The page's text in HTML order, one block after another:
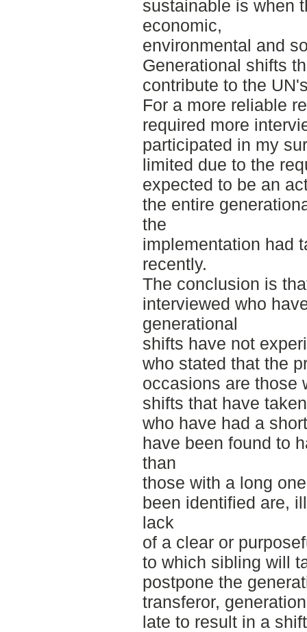
sustainable is when
economic,
environmental and
Generational shifts
contribute to the
For a more reliable
required more
participated in my
limited due to the
expected to be an
the entire
the
implementation had
recently.
The conclusion is
interviewed who
generational
shifts have not
who stated that the
occasions are those
shifts that have
who have had a
have been found to
than
those with a long
been identified are,
lack
of a clear or
to which sibling will
postpone the
transferor,
late to result in a